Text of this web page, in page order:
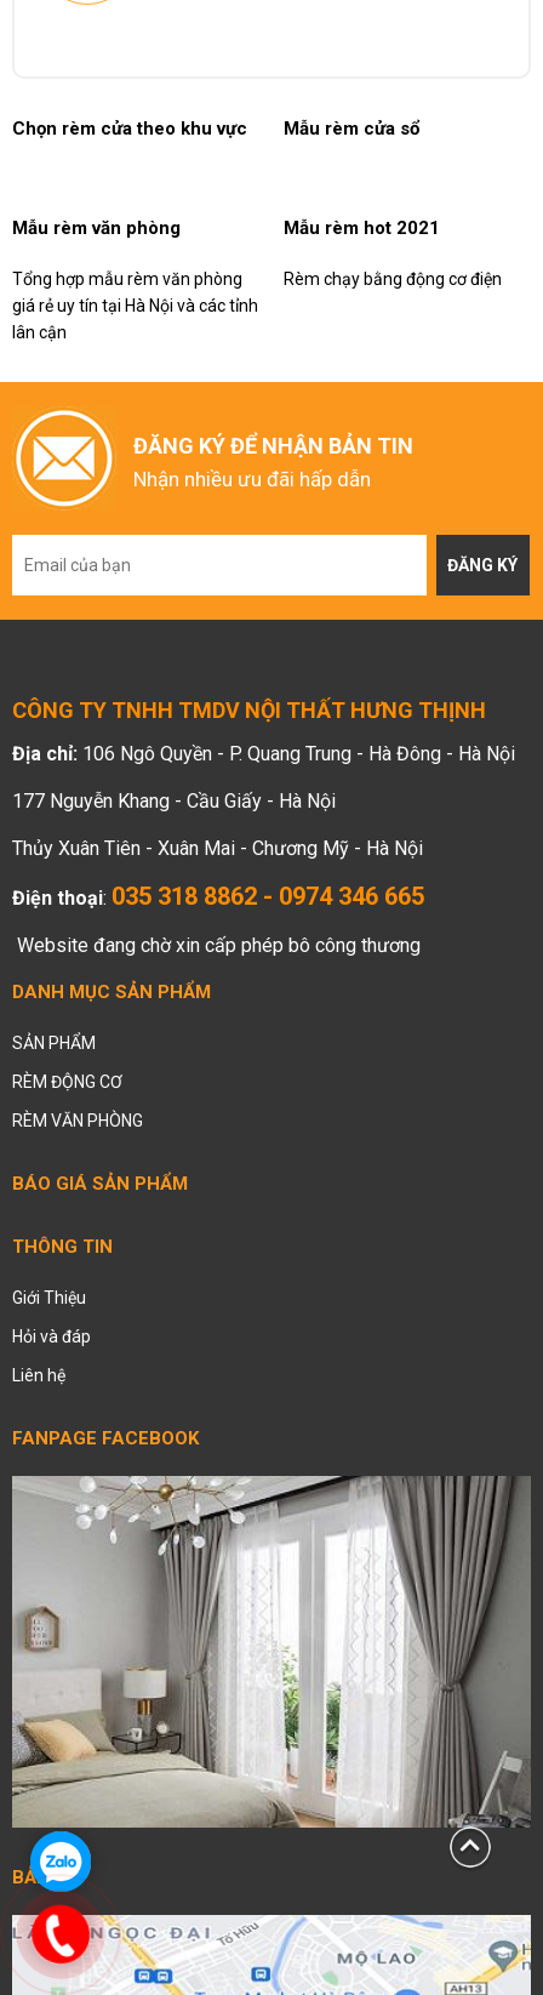
Chọn rèm cửa theo khu vực Mẫu rèm cửa sổ
Mẫu rèm văn phòng
Tổng hợp mẫu rèm văn phòng
giá rẻ uy tín tại Hà Nội và các tỉnh
lân cận
Mẫu rèm hot 2021
Rèm chạy bằng động cơ điện
ĐĂNG KÝ ĐỂ NHẬN BẢN TIN
Nhận nhiều ưu đãi hấp dẫn
ĐĂNG KÝ
CÔNG TY TNHH TMDV NỘI THẤT HƯNG THỊNH
Địa chỉ: 106 Ngô Quyền - P. Quang Trung - Hà Đông - Hà Nội
177 Nguyễn Khang - Cầu Giấy - Hà Nội
Thủy Xuân Tiên - Xuân Mai - Chương Mỹ - Hà Nội
Điện thoại: 035 318 8862 - 0974 346 665
Website đang chờ xin cấp phép bô công thương
DANH MỤC SẢN PHẨM
SẢN PHẨM
RÈM ĐỘNG CƠ
RÈM VĂN PHÒNG
BÁO GIÁ SẢN PHẨM
THÔNG TIN
Giới Thiệu
Hỏi và đáp
Liên hệ
FANPAGE FACEBOOK
BẢN ĐỒ